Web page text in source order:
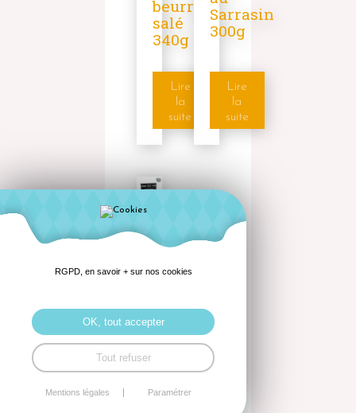
beurre
salé
340g
Lire
la
suite
Sarrasin
300g
Lire
la
suite
Amann
Lire
suite
RGPD, en savoir + sur nos cookies
OK, tout accepter
Tout refuser
Mentions légales Paramétrer